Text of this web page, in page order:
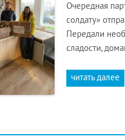
Очередная
солдату»
Передали
сладости,
читать далее